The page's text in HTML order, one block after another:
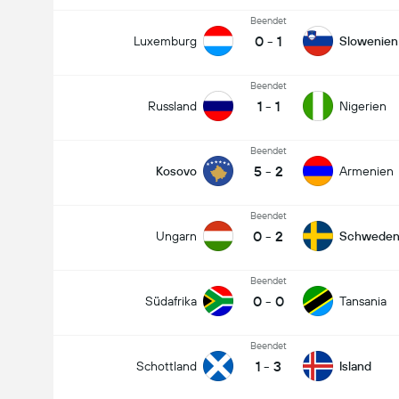
Luxemburg
Beendet
0 - 1 Slowenien
Russland
Beendet
1 - 1 Nigerien
Kosovo
Beendet
5 - 2 Armenien
Ungarn
Beendet
0 - 2 Schweden
Südafrika
Beendet
0 - 0 Tansania
Schottland
Beendet
1 - 3 Island